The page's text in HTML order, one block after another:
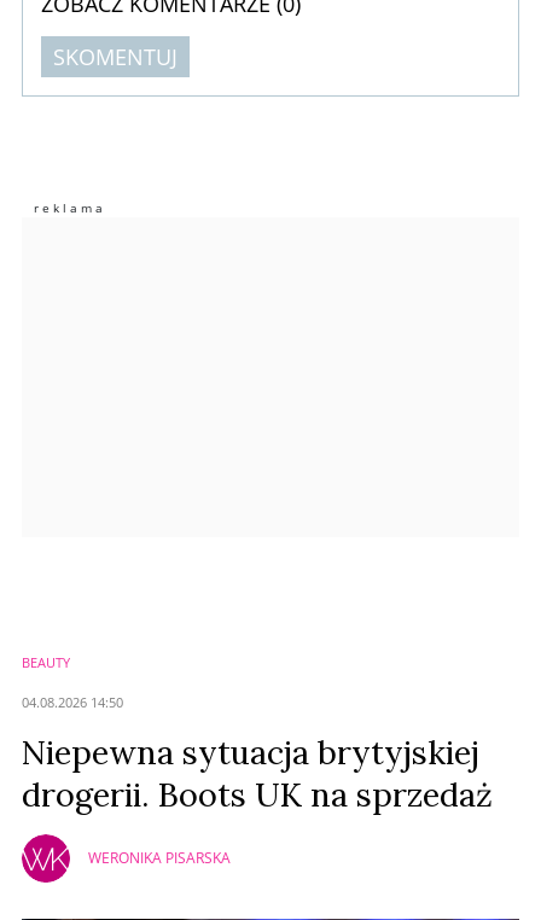
SKOMENTUJ
Imię (Wymagane)
BEAUTY
04.08.2026 14:50
Niepewna sytuacja brytyjskiej
drogerii. Boots UK na sprzedaż
WERONIKA PISARSKA